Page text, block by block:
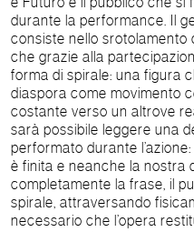
durante la performance. Il
consiste nello srotolamento
che grazie alla
forma di spirale: una figura
diaspora come movimento
costante verso un altrove
sarà possibile leggere una
performato durante
è finita e neanche la nostra
completamente la frase, il
spirale, attraversando
necessario che l’opera